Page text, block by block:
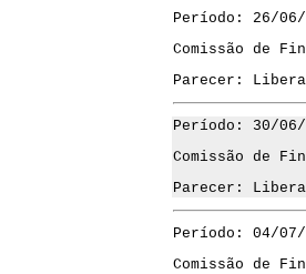
Período: 26/06/
Comissão de
Parecer:
Período: 30/06/
Comissão de
Parecer:
Período: 04/07/
Comissão de